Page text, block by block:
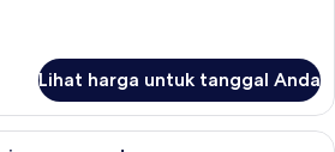
Lihat harga untuk tanggal Anda
Kamar Quadruple Premium,